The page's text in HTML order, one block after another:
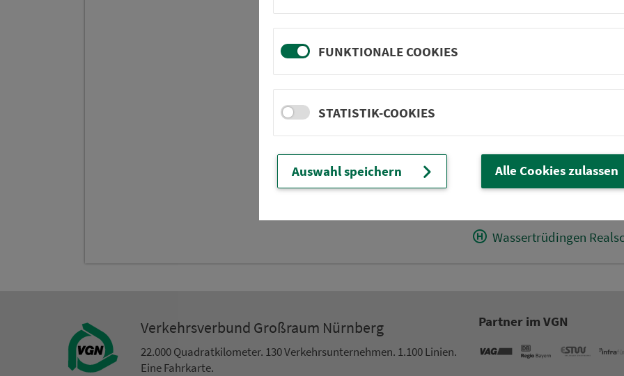
Ehingen Schule
Schwandmühle
Dambach (b. Ehingen)
Altentrüdingen
Altentrüdingen
Wassertrüdingen
Ver­kehrs­ver­bund Groß­raum Nürn­berg
22.000 Qua­drat­ki­lo­me­ter. 130 Ver­kehrs­un­ter­neh­men. 1.100 Linien.
Eine Fahr­kar­te.
Partner im VGN
FUNKTIONALE COOKIES
STATISTIK-COOKIES
Auswahl speichern Alle Cookies zulassen